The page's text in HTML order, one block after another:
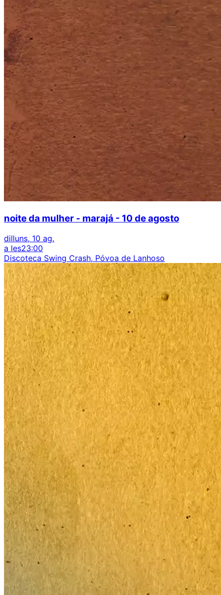
noite da mulher - marajá - 10 de agosto
dilluns, 10 ag.
a les23:00
Discoteca Swing Crash, Póvoa de Lanhoso